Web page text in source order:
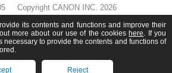
Copyright CANON INC. 2026
its contents and functions and improve their
more about our use of the cookies here. If you
necessary to provide the contents and functions of
Reject